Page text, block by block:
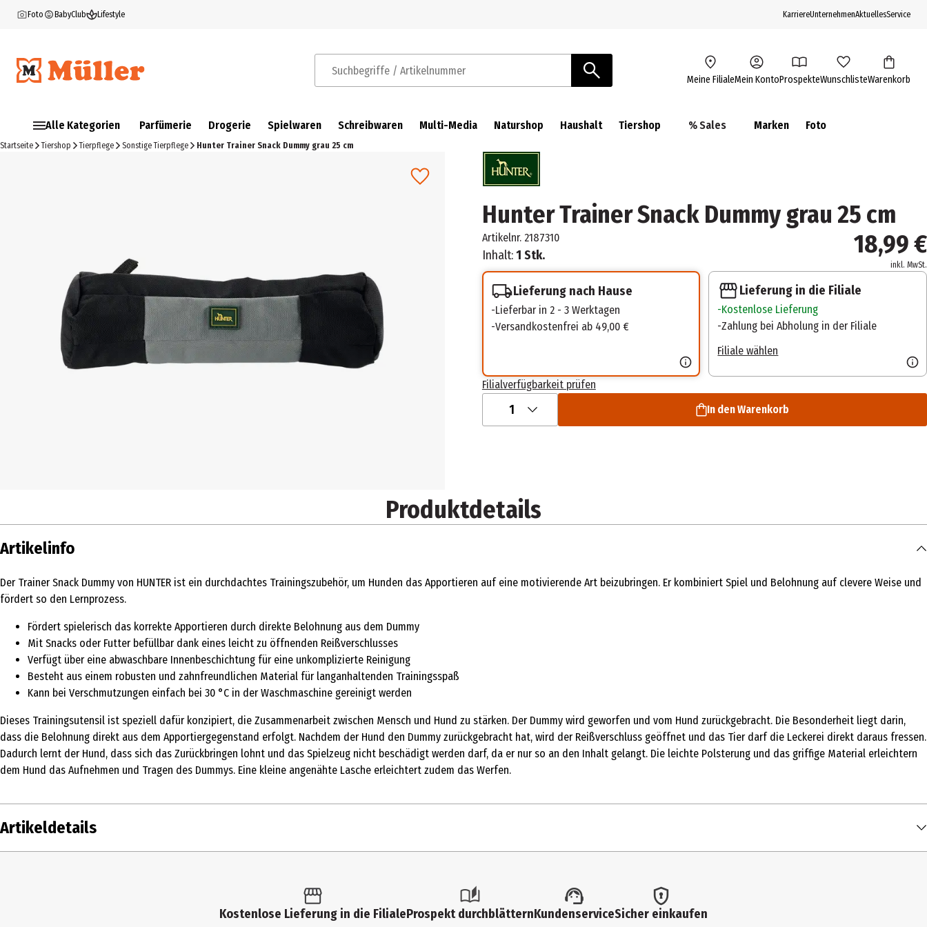
Foto BabyClub Lifestyle KarriereUnternehmenAktuellesService
Suchbegriffe / Artikelnummer Meine FilialeMein KontoProspekteWunschlisteWarenkorb
Alle Kategorien Parfümerie Drogerie Spielwaren Schreibwaren Multi-Media Naturshop Haushalt Tiershop % Sales Marken Foto
Startseite Tiershop Tierpflege Sonstige Tierpflege Hunter Trainer Snack Dummy grau 25 cm
Hunter Trainer Snack Dummy grau 25 cm
Artikelnr. 2187310
Inhalt:1 Stk. 18,99 €
inkl. MwSt.
Lieferung nach Hause
Lieferbar in 2 - 3 Werktagen
Versandkostenfrei ab 49,00 €
Lieferung in die Filiale
Kostenlose Lieferung
Zahlung bei Abholung in der Filiale
Filiale wählen
Filialverfügbarkeit prüfen
1 In den Warenkorb
Produktdetails
Artikelinfo
Der Trainer Snack Dummy von HUNTER ist ein durchdachtes Trainingszubehör, um Hunden das Apportieren auf eine motivierende Art beizubringen. Er kombiniert Spiel und Belohnung auf clevere Weise und
fördert so den Lernprozess.
Fördert spielerisch das korrekte Apportieren durch direkte Belohnung aus dem Dummy
Mit Snacks oder Futter befüllbar dank eines leicht zu öffnenden Reißverschlusses
Verfügt über eine abwaschbare Innenbeschichtung für eine unkomplizierte Reinigung
Besteht aus einem robusten und zahnfreundlichen Material für langanhaltenden Trainingsspaß
Kann bei Verschmutzungen einfach bei 30 °C in der Waschmaschine gereinigt werden
Dieses Trainingsutensil ist speziell dafür konzipiert, die Zusammenarbeit zwischen Mensch und Hund zu stärken. Der Dummy wird geworfen und vom Hund zurückgebracht. Die Besonderheit liegt darin,
dass die Belohnung direkt aus dem Apportiergegenstand erfolgt. Nachdem der Hund den Dummy zurückgebracht hat, wird der Reißverschluss geöffnet und das Tier darf die Leckerei direkt daraus fressen.
Dadurch lernt der Hund, dass sich das Zurückbringen lohnt und das Spielzeug nicht beschädigt werden darf, da er nur so an den Inhalt gelangt. Die leichte Polsterung und das griffige Material erleichtern
dem Hund das Aufnehmen und Tragen des Dummys. Eine kleine angenähte Lasche erleichtert zudem das Werfen.
Artikeldetails
Kostenlose Lieferung in die FilialeProspekt durchblätternKundenserviceSicher einkaufen